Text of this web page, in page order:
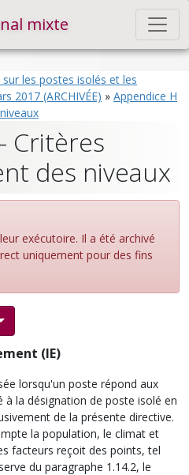
mixte
les postes isolés et les
2017 (ARCHIVÉE) » Appendice H
Critères
des niveaux
exécutoire. Il a été archivé
uniquement pour des fins
(IE)
lorsqu'un poste répond aux
à la désignation de poste isolé en
de la présente directive.
la population, le climat et
facteurs reçoit des points, tel
du paragraphe 1.14.2, le